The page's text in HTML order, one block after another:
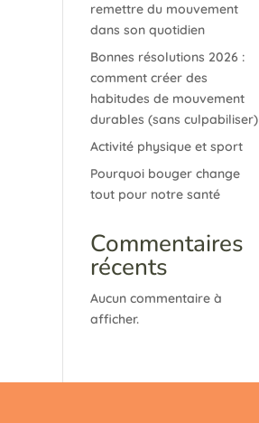
remettre du mouvement
dans son quotidien
Bonnes résolutions 2026 :
comment créer des
habitudes de mouvement
durables (sans culpabiliser)
Activité physique et sport
Pourquoi bouger change
tout pour notre santé
Commentaires
récents
Aucun commentaire à
afficher.